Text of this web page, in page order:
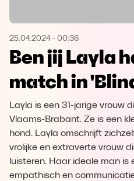
Microsoft Edge
Opera
25.04.2024 - 00:36
Ben jij Layla
match in
Layla is een 31-jarige vrouw
Vlaams-Brabant. Ze is een
hond. Layla omschrijft
vrolijke en extraverte vrouw
luisteren. Haar ideale man
empathisch en